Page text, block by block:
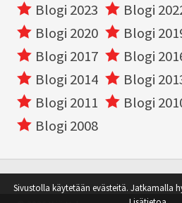
Blogi 2023
Blogi
Blogi 2020
Blogi
Blogi 2017
Blogi
Blogi 2014
Blogi
Blogi 2011
Blogi
Blogi 2008
Sivustolla käytetään evästeitä. Jatkamalla